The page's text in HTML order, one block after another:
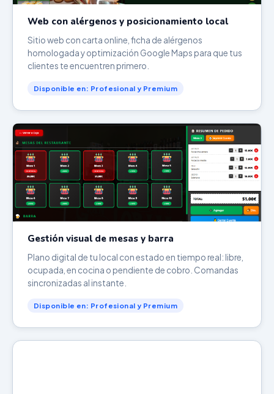
Web con alérgenos y posicionamiento local
Sitio web con carta online, ficha de alérgenos
homologada y optimización Google Maps para que tus
clientes te encuentren primero.
Disponible en: Profesional y Premium
Gestión visual de mesas y barra
Plano digital de tu local con estado en tiempo real: libre,
ocupada, en cocina o pendiente de cobro. Comandas
sincronizadas al instante.
Disponible en: Profesional y Premium